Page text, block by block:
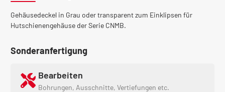
Gehäusedeckel in Grau oder transparent zum Einklipsen für
Hutschienengehäuse der Serie CNMB.
Sonderanfertigung
Bearbeiten
Bohrungen, Ausschnitte, Vertiefungen etc.